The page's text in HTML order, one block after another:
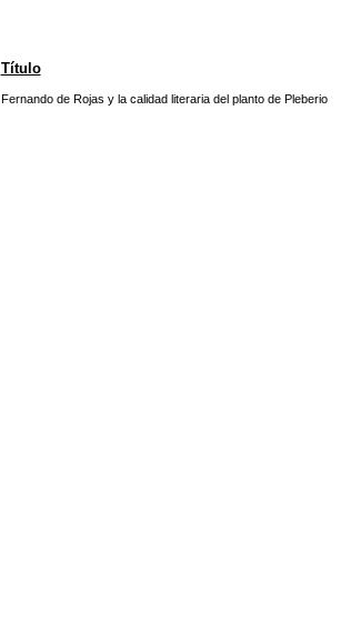
Título
Fernando de Rojas y la calidad literaria del planto de Pleberio